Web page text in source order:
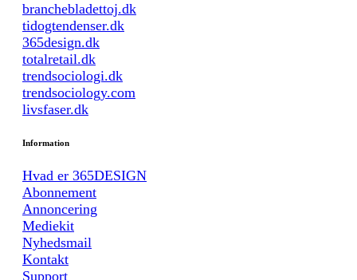
branchebladettoj.dk
tidogtendenser.dk
365design.dk
totalretail.dk
trendsociologi.dk
trendsociology.com
livsfaser.dk
Information
Hvad er 365DESIGN
Abonnement
Annoncering
Mediekit
Nyhedsmail
Kontakt
Support